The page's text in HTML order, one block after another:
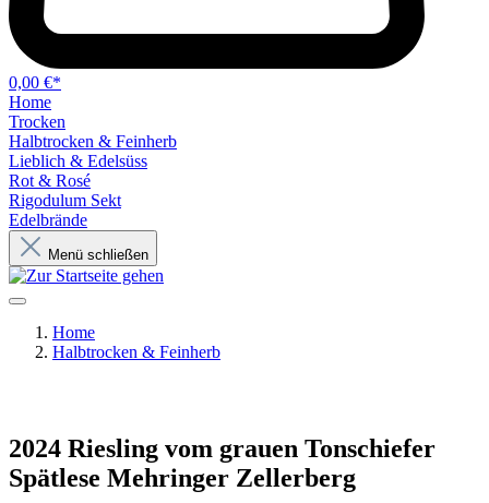
0,00 €*
Home
Trocken
Halbtrocken & Feinherb
Lieblich & Edelsüss
Rot & Rosé
Rigodulum Sekt
Edelbrände
Menü schließen
Home
Halbtrocken & Feinherb
2024 Riesling vom grauen Tonschiefer
Spätlese Mehringer Zellerberg